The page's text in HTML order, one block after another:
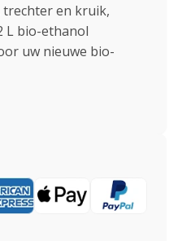
en kruik,
L bio-ethanol
uw nieuwe bio-